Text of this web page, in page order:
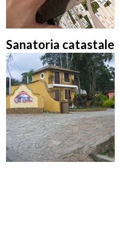
Sanatoria catastale